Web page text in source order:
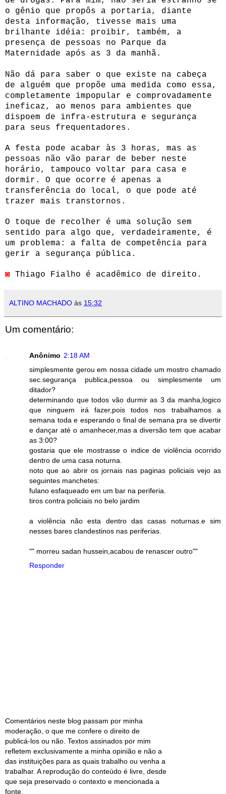
o gênio que propôs a portaria, diante
desta informação, tivesse mais uma
brilhante idéia: proibir, também, a
presença de pessoas no Parque da
Maternidade após as 3 da manhã.
Não dá para saber o que existe na cabeça
de alguém que propõe uma medida como essa,
completamente impopular e comprovadamente
ineficaz, ao menos para ambientes que
dispoem de infra-estrutura e segurança
para seus frequentadores.
A festa pode acabar às 3 horas, mas as
pessoas não vão parar de beber neste
horário, tampouco voltar para casa e
dormir. O que ocorre é apenas a
transferência do local, o que pode até
trazer mais transtornos.
O toque de recolher é uma solução sem
sentido para algo que, verdadeiramente, é
um problema: a falta de competência para
gerir a segurança pública.
◙ Thiago Fialho é acadêmico de direito.
ALTINO MACHADO às 15:32
Um comentário:
Anônimo 2:18 AM
simplesmente gerou em nossa cidade um mostro chamado
sec.segurança publica,pessoa ou simplesmente um
ditador?
determinando que todos vão durmir as 3 da manha,logico
que ninguem irá fazer,pois todos nos trabalhamos a
semana toda e esperando o final de semana pra se divertir
e dançar até o amanhecer,mas a diversão tem que acabar
as 3:00?
gostaria que ele mostrasse o indice de violência ocorrido
dentro de uma casa noturna.
noto que ao abrir os jornais nas paginas policiais vejo as
seguintes manchetes:
fulano esfaqueado em um bar na periferia.
tiros contra policiais no belo jardim
a violência não esta dentro das casas noturnas.e sim
nesses bares clandestinos nas periferias.
"" morreu sadan hussein,acabou de renascer outro""
Responder
Comentários neste blog passam por minha
moderação, o que me confere o direito de
publicá-los ou não. Textos assinados por mim
refletem exclusivamente a minha opinião e não a
das instituições para as quais trabalho ou venha a
trabalhar. A reprodução do conteúdo é livre, desde
que seja preservado o contexto e mencionada a
fonte.